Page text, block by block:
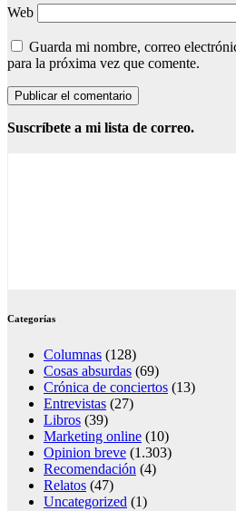
Web
Guarda mi nombre, correo
para la próxima vez que comente.
Suscríbete a mi lista de correo.
Categorías
Columnas (128)
Cosas absurdas (69)
Crónica de conciertos (13)
Entrevistas (27)
Libros (39)
Marketing online (10)
Opinion breve (1.303)
Recomendación (4)
Relatos (47)
Uncategorized (1)